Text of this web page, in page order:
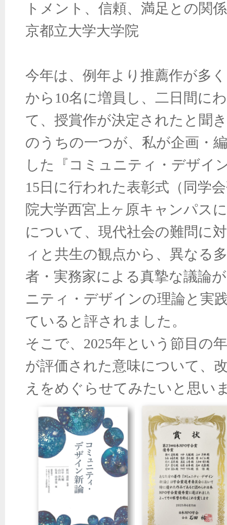
トメント、信頼、満足との関
京都立大学大学院
今年は、例年より推薦作が多
から10名に増員し、二日間に
て、授賞作が決定されたと聞
のうちの一つが、私が企画・
した『コミュニティ・デザイ
15日に行われた表彰式（同学
院大学西宮上ヶ原キャンパス
について、現代社会の難問に
ィと共生の観点から、異なる
者・実務家による真摯な議論
ニティ・デザインの理論と実
ていると評されました。
そこで、2025年という節目の
が評価された意味について、
えをめぐらせてみたいと思い